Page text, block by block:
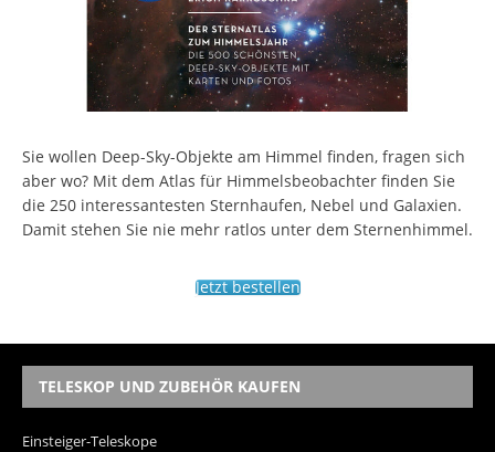
Sie wollen Deep-Sky-Objekte am Himmel finden, fragen sich
aber wo? Mit dem Atlas für Himmelsbeobachter finden Sie
die 250 interessantesten Sternhaufen, Nebel und Galaxien.
Damit stehen Sie nie mehr ratlos unter dem Sternenhimmel.
Jetzt bestellen
TELESKOP UND ZUBEHÖR KAUFEN
Einsteiger-Teleskope